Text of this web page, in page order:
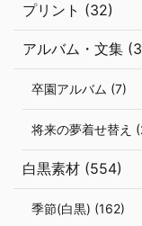
プリント (32)
アルバム・文集
卒園アルバム (7)
将来の夢着せ替え
白黒素材 (554)
季節(白黒) (162)